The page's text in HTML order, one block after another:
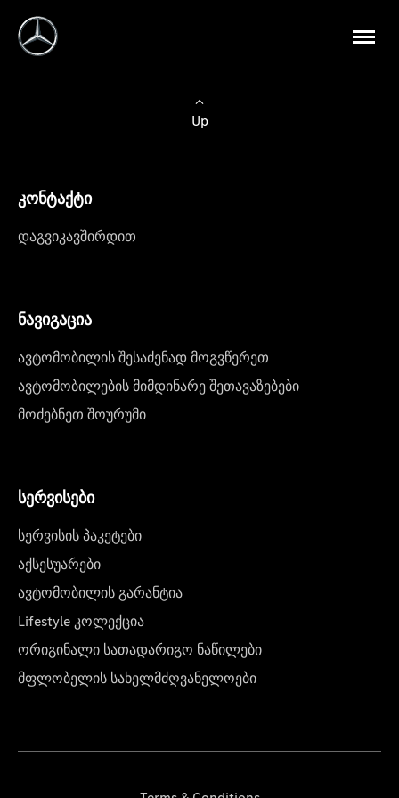
Up
კონტაქტი
დაგვიკავშირდით
ნავიგაცია
ავტომობილის შესაძენად მოგვწერეთ
ავტომობილების მიმდინარე შეთავაზებები
მოძებნეთ შოურუმი
სერვისები
სერვისის პაკეტები
აქსესუარები
ავტომობილის გარანტია
Lifestyle კოლექცია
ორიგინალი სათადარიგო ნაწილები
მფლობელის სახელმძღვანელოები